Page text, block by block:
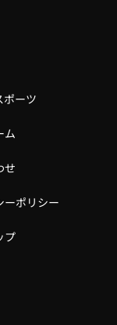
ポーツ
ム
せ
ーポリシー
プ